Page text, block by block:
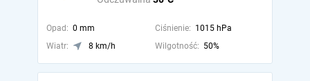
Opad: 0 mm Ciśnienie: 1015 hPa
Wiatr:
8 km/h Wilgotność: 50%